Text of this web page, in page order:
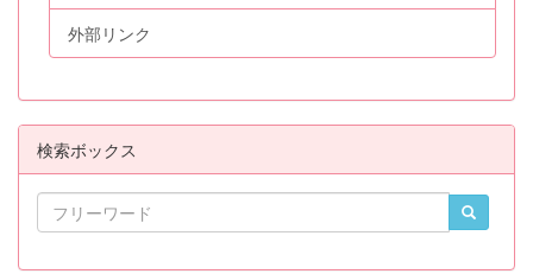
外部リンク
検索ボックス